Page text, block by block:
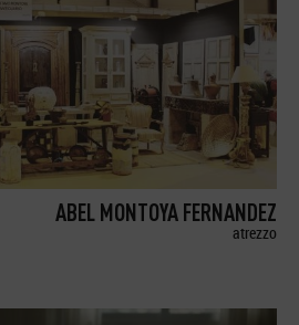
ABEL MONTOYA FERNANDEZ
atrezzo